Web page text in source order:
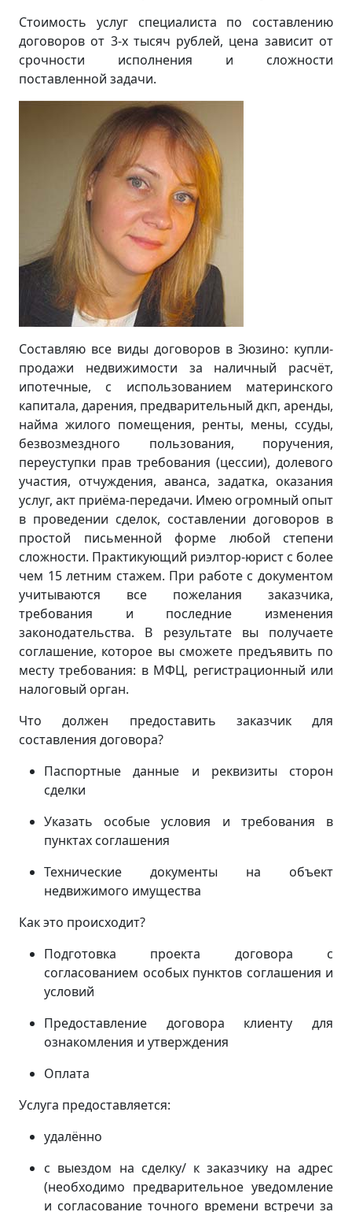
Стоимость услуг специалиста по составлению
договоров от 3-х тысяч рублей, цена зависит от
срочности исполнения и сложности
поставленной задачи.
Составляю все виды договоров в Зюзино: купли-
продажи недвижимости за наличный расчёт,
ипотечные, с использованием материнского
капитала, дарения, предварительный дкп, аренды,
найма жилого помещения, ренты, мены, ссуды,
безвозмездного пользования, поручения,
переуступки прав требования (цессии), долевого
участия, отчуждения, аванса, задатка, оказания
услуг, акт приёма-передачи. Имею огромный опыт
в проведении сделок, составлении договоров в
простой письменной форме любой степени
сложности. Практикующий риэлтор-юрист с более
чем 15 летним стажем. При работе с документом
учитываются все пожелания заказчика,
требования и последние изменения
законодательства. В результате вы получаете
соглашение, которое вы сможете предъявить по
месту требования: в МФЦ, регистрационный или
налоговый орган.
Что должен предоставить заказчик для
составления договора?
Паспортные данные и реквизиты сторон
сделки
Указать особые условия и требования в
пунктах соглашения
Технические документы на объект
недвижимого имущества
Как это происходит?
Подготовка проекта договора с
согласованием особых пунктов соглашения и
условий
Предоставление договора клиенту для
ознакомления и утверждения
Оплата
Услуга предоставляется:
удалённо
с выездом на сделку/ к заказчику на адрес
(необходимо предварительное уведомление
и согласование точного времени встречи за